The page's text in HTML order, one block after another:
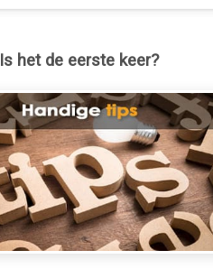
Is het de eerste keer?